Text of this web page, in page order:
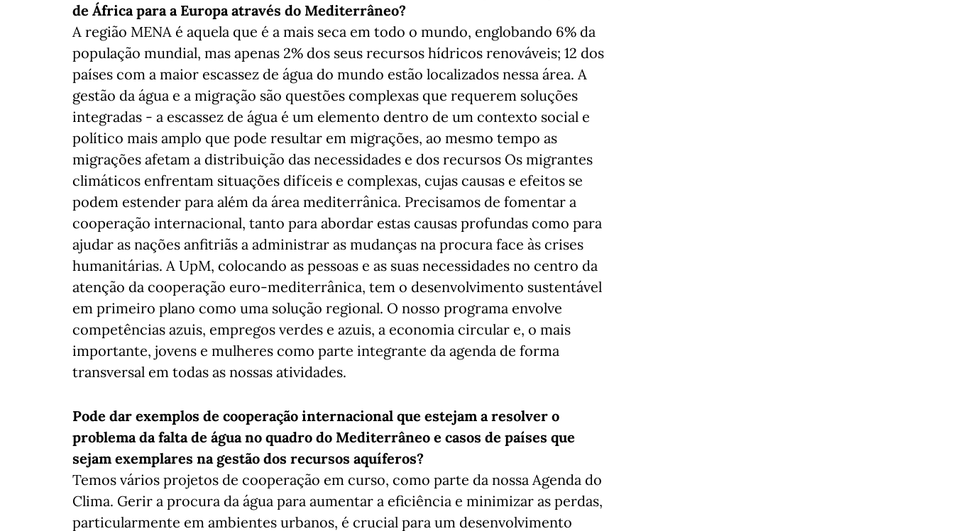
de África para a Europa através do Mediterrâneo?
A região MENA é aquela que é a mais seca em todo o mundo, englobando 6% da
população mundial, mas apenas 2% dos seus recursos hídricos renováveis; 12 dos
países com a maior escassez de água do mundo estão localizados nessa área. A
gestão da água e a migração são questões complexas que requerem soluções
integradas - a escassez de água é um elemento dentro de um contexto social e
político mais amplo que pode resultar em migrações, ao mesmo tempo as
migrações afetam a distribuição das necessidades e dos recursos Os migrantes
climáticos enfrentam situações difíceis e complexas, cujas causas e efeitos se
podem estender para além da área mediterrânica. Precisamos de fomentar a
cooperação internacional, tanto para abordar estas causas profundas como para
ajudar as nações anfitriãs a administrar as mudanças na procura face às crises
humanitárias. A UpM, colocando as pessoas e as suas necessidades no centro da
atenção da cooperação euro-mediterrânica, tem o desenvolvimento sustentável
em primeiro plano como uma solução regional. O nosso programa envolve
competências azuis, empregos verdes e azuis, a economia circular e, o mais
importante, jovens e mulheres como parte integrante da agenda de forma
transversal em todas as nossas atividades.
Pode dar exemplos de cooperação internacional que estejam a resolver o
problema da falta de água no quadro do Mediterrâneo e casos de países que
sejam exemplares na gestão dos recursos aquíferos?
Temos vários projetos de cooperação em curso, como parte da nossa Agenda do
Clima. Gerir a procura da água para aumentar a eficiência e minimizar as perdas,
particularmente em ambientes urbanos, é crucial para um desenvolvimento